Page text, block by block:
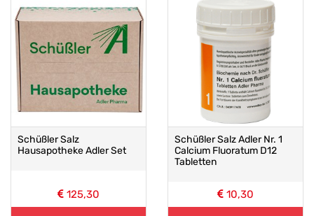
Schüßler Salz
Hausapotheke Adler Set
125,30
Schüßler Salz Adler Nr. 1
Calcium Fluoratum D12
Tabletten
10,30